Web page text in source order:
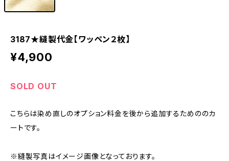
3187★縫製代金【ワッペン２枚】
¥4,900
SOLD OUT
こちらは染め直しのオプション料金を後から追加するためののカ
ートです。
※縫製写真はイメージ画像となっております。